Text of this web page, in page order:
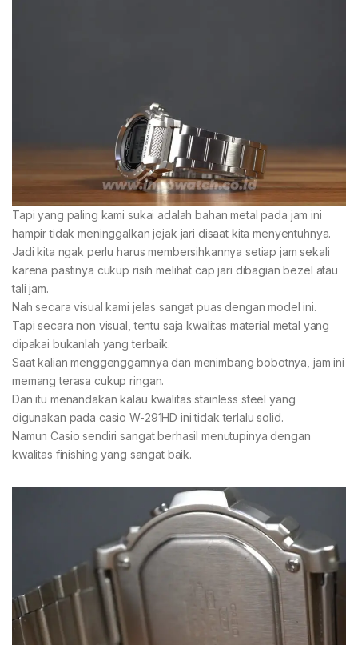
Tapi yang paling kami sukai adalah bahan metal pada jam ini
hampir tidak meninggalkan jejak jari disaat kita menyentuhnya.
Jadi kita ngak perlu harus membersihkannya setiap jam sekali
karena pastinya cukup risih melihat cap jari dibagian bezel atau
tali jam.
Nah secara visual kami jelas sangat puas dengan model ini.
Tapi secara non visual, tentu saja kwalitas material metal yang
dipakai bukanlah yang terbaik.
Saat kalian menggenggamnya dan menimbang bobotnya, jam ini
memang terasa cukup ringan.
Dan itu menandakan kalau kwalitas stainless steel yang
digunakan pada casio W-291HD ini tidak terlalu solid.
Namun Casio sendiri sangat berhasil menutupinya dengan
kwalitas finishing yang sangat baik.